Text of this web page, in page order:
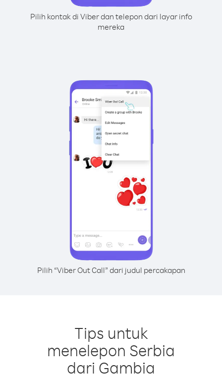
Pilih kontak di Viber dan telepon dari layar info
mereka
Pilih “Viber Out Call” dari judul percakapan
Tips untuk
menelepon Serbia
dari Gambia